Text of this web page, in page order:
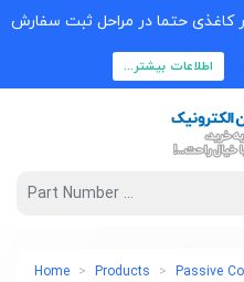
کاغذی حتما در مراحل ثبت سفارش
اطلاعات بیشتر...
Home Products Passive